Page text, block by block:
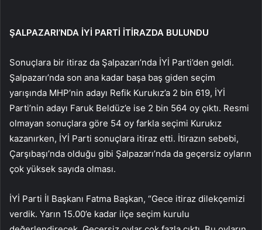
ŞALPAZARI’NDA İYİ PARTİ İTİRAZDA BULUNDU
Sonuçlara bir itiraz da Şalpazarı’nda İYİ Parti’den geldi.
Şalpazarı’nda son ana kadar başa baş giden seçim
yarışında MHP’nin adayı Refik Kurukız’a 2 bin 619, İYİ
Parti’nin adayı Faruk Beldüz’e ise 2 bin 564 oy çıktı. Resmi
olmayan sonuçlara göre 54 oy farkla seçimi Kurukız
kazanırken, İYİ Parti sonuçlara itiraz etti. İtirazın sebebi,
Çarşıbaşı’nda olduğu gibi Şalpazarı’nda da geçersiz oyların
çok yüksek sayıda olması.
İYİ Parti İl Başkanı Fatma Başkan, “Gece itiraz dilekçemizi
verdik. Yarın 15.00’e kadar ilçe seçim kurulu